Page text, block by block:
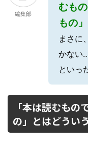
編集部
むも
もの」
まさに
かない
といっ
「本は読むも
の」とはどうい